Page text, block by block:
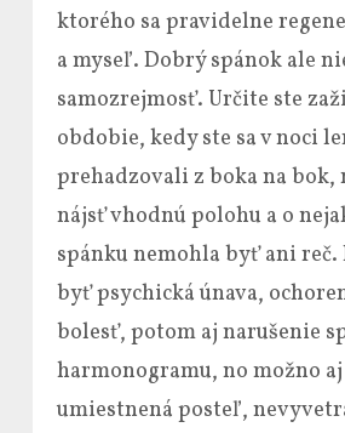
ktorého sa pravidelne
a myseľ. Dobrý spánok ale
samozrejmosť. Určite ste
obdobie, kedy ste sa v noci
prehadzovali z boka na bok,
nájsť vhodnú polohu a o
spánku nemohla byť ani reč.
byť psychická únava,
bolesť, potom aj narušenie
harmonogramu, no možno
umiestnená posteľ,